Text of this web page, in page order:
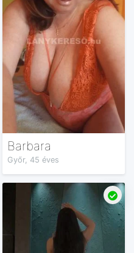
Barbara
Győr, 45 éves